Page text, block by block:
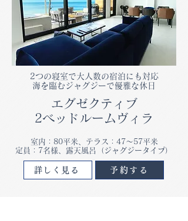
2つの寝室で大人数の宿泊にも対応
海を臨むジャグジーで優雅な休日
エグゼクティブ
2ベッドルームヴィラ
室内：80平米、テラス：47～57平米
​定員：7名様、露天風呂（ジャグジータイプ）
詳しく見る 予約する